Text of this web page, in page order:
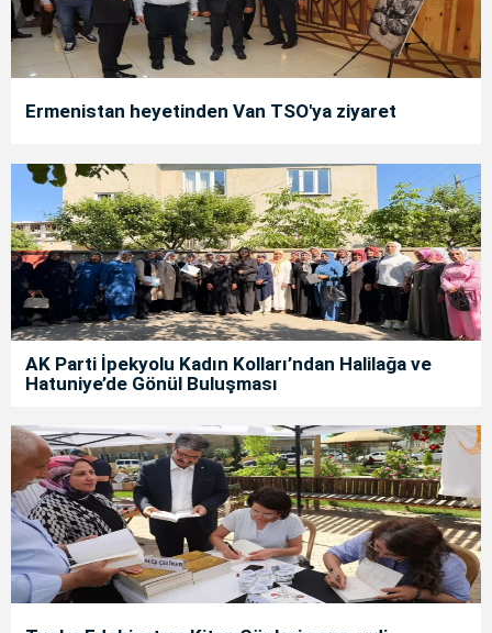
Ermenistan heyetinden Van TSO'ya ziyaret
AK Parti İpekyolu Kadın Kolları’ndan Halilağa ve
Hatuniye’de Gönül Buluşması